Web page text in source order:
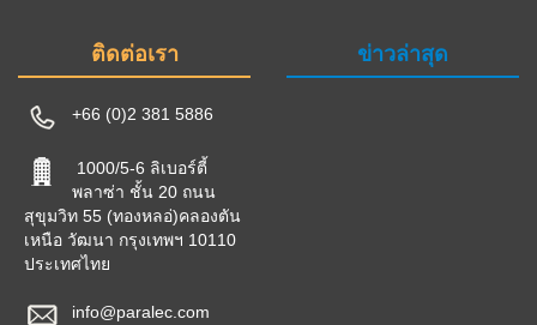
ติดต่อเรา
+66 (0)2 381 5886
1000/5-6 ลิเบอร์ตี้
พลาซ่า ชั้น 20 ถนน
สุขุมวิท 55 (ทองหลอ่)คลองตัน
เหนือ วัฒนา กรุงเทพฯ 10110
ประเทศไทย
info@paralec.com
ข่าวล่าสุด